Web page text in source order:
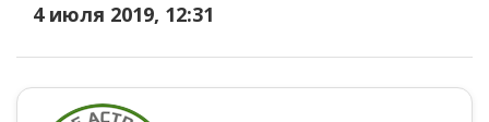
4 июля 2019, 12:31